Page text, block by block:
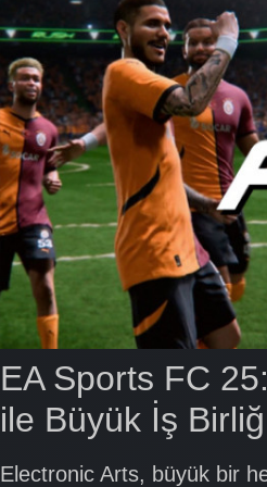
EA Sports FC
ile Büyük İş
Electronic Arts, büyük bir